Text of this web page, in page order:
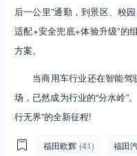
后一公里”通勤，到景区、校
适配+安全兜底+体验升级”的
方案。
当商用车行业还在智能驾
场，已然成为行业的“分水岭”
行无界”的全新征程!
福田欧辉 (41) 福田